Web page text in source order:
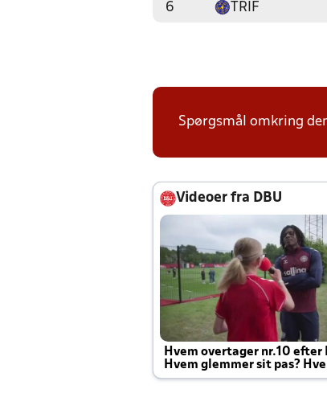
6 TRIF
Spørgsmål omkring
Videoer fra DBU
Hvem overtager nr.10 efter
Hvem glemmer sit pas?
Joachim altid til efter